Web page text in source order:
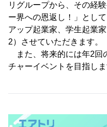
リグループから、その経
ー界への恩返し！」とし
アップ起業家、学生起業
2）させていただきます。
また、将来的には年2回
チャーイベントを目指しま